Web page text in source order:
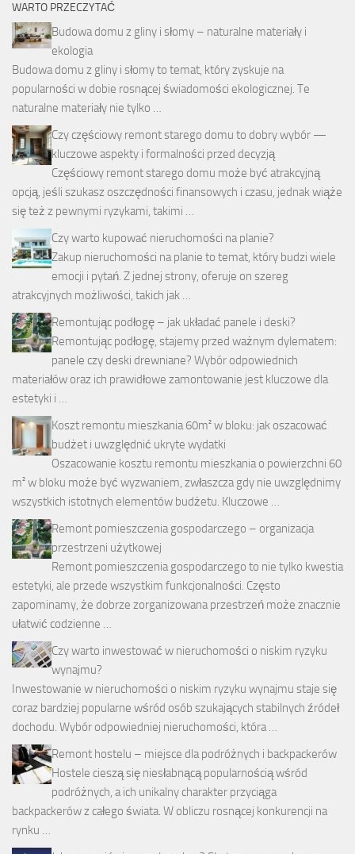
WARTO PRZECZYTAĆ
Budowa domu z gliny i słomy – naturalne materiały i
ekologia
Budowa domu z gliny i słomy to temat, który zyskuje na
popularności w dobie rosnącej świadomości ekologicznej. Te
naturalne materiały nie tylko …
Czy częściowy remont starego domu to dobry wybór —
kluczowe aspekty i formalności przed decyzją
Częściowy remont starego domu może być atrakcyjną
opcją, jeśli szukasz oszczędności finansowych i czasu, jednak wiąże
się też z pewnymi ryzykami, takimi …
Czy warto kupować nieruchomości na planie?
Zakup nieruchomości na planie to temat, który budzi wiele
emocji i pytań. Z jednej strony, oferuje on szereg
atrakcyjnych możliwości, takich jak …
Remontując podłogę – jak układać panele i deski?
Remontując podłogę, stajemy przed ważnym dylematem:
panele czy deski drewniane? Wybór odpowiednich
materiałów oraz ich prawidłowe zamontowanie jest kluczowe dla
estetyki i …
Koszt remontu mieszkania 60m² w bloku: jak oszacować
budżet i uwzględnić ukryte wydatki
Oszacowanie kosztu remontu mieszkania o powierzchni 60
m² w bloku może być wyzwaniem, zwłaszcza gdy nie uwzględnimy
wszystkich istotnych elementów budżetu. Kluczowe …
Remont pomieszczenia gospodarczego – organizacja
przestrzeni użytkowej
Remont pomieszczenia gospodarczego to nie tylko kwestia
estetyki, ale przede wszystkim funkcjonalności. Często
zapominamy, że dobrze zorganizowana przestrzeń może znacznie
ułatwić codzienne …
Czy warto inwestować w nieruchomości o niskim ryzyku
wynajmu?
Inwestowanie w nieruchomości o niskim ryzyku wynajmu staje się
coraz bardziej popularne wśród osób szukających stabilnych źródeł
dochodu. Wybór odpowiedniej nieruchomości, która …
Remont hostelu – miejsce dla podróżnych i backpackerów
Hostele cieszą się niesłabnącą popularnością wśród
podróżnych, a ich unikalny charakter przyciąga
backpackerów z całego świata. W obliczu rosnącej konkurencji na
rynku …